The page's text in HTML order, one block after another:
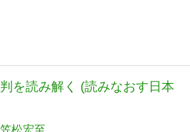
を読み解く (読みなおす日本
笠松宏至